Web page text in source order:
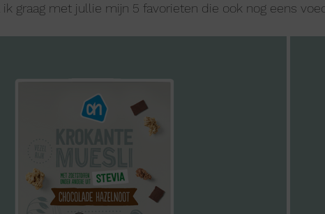
graag met jullie mijn 5 favorieten die ook nog eens